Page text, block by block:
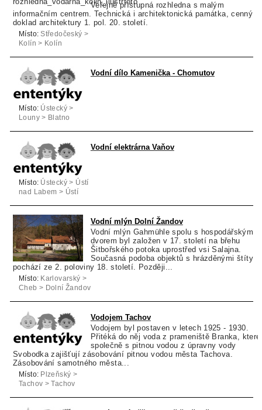
Veřejně přístupná rozhledna s malým
informačním centrem. Technická i architektonická památka, cenný
doklad architektury 1. pol. 20. století.
Místo: Středočeský >
Kolín > Kolín
Vodní dílo Kamenička - Chomutov
Místo: Ústecký >
Louny > Blatno
Vodní elektrárna Vaňov
Místo: Ústecký > Ústí
nad Labem > Ústí
Vodní mlýn Dolní Žandov
Vodní mlýn Gahmühle spolu s hospodářským
dvorem byl založen v 17. století na břehu
Šitbořského potoka uprostřed vsi Salajna.
Současná podoba objektů s hrázděnými štíty
pochází ze 2. poloviny 18. století. Později...
Místo: Karlovarský >
Cheb > Dolní Žandov
Vodojem Tachov
Vodojem byl postaven v letech 1925 - 1930.
Přitéká do něj voda z prameniště Branka, které
společně s pitnou vodou z úpravny vody
Svobodka zajišťují zásobování pitnou vodou města Tachova.
Zásobování samotného města...
Místo: Plzeňský >
Tachov > Tachov